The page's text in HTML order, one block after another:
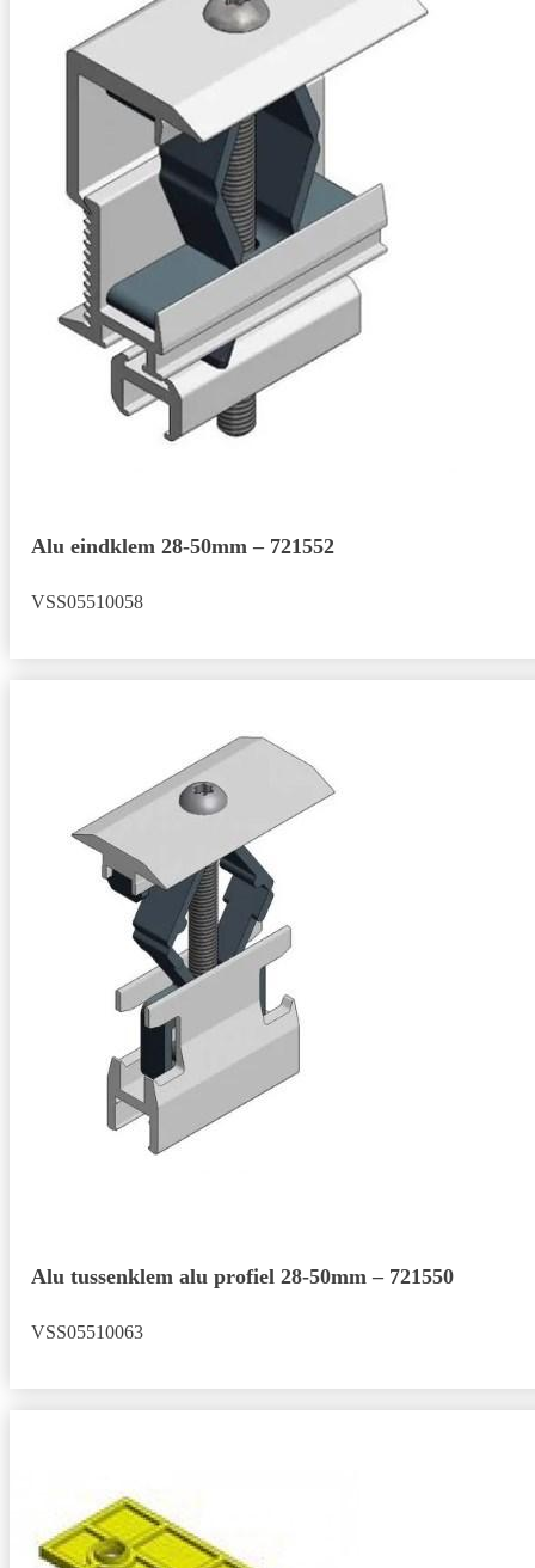
Alu eindklem 28-50mm – 721552
VSS05510058
Alu tussenklem alu profiel 28-50mm – 721550
VSS05510063